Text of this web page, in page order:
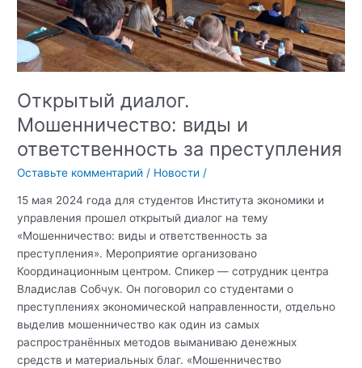
Открытый диалог.
Мошенничество: виды и
ответственность за преступления
Оставьте комментарий / Новости /
15 мая 2024 года для студентов Института экономики и
управления прошел открытый диалог на тему
«Мошенничество: виды и ответственность за
преступления». Мероприятие организовано
Координационным центром. Спикер — сотрудник центра
Владислав Собчук. Он поговорил со студентами о
преступлениях экономической направленности, отдельно
выделив мошенничество как один из самых
распространённых методов выманиваю денежных
средств и материальных благ. «Мошенничество